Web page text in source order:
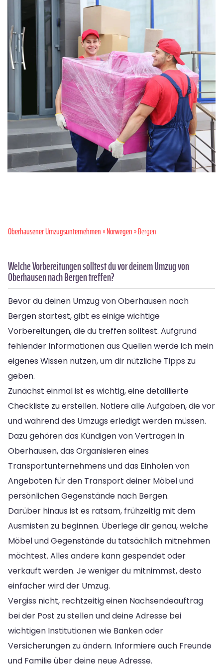
Oberhausener Umzugsunternehmen»Norwegen» Bergen
Welche Vorbereitungen solltest du vor deinem Umzug von
Oberhausen nach Bergen treffen?
Bevor du deinen Umzug von Oberhausen nach
Bergen startest, gibt es einige wichtige
Vorbereitungen, die du treffen solltest. Aufgrund
fehlender Informationen aus Quellen werde ich mein
eigenes Wissen nutzen, um dir nützliche Tipps zu
geben.
Zunächst einmal ist es wichtig, eine detaillierte
Checkliste zu erstellen. Notiere alle Aufgaben, die vor
und während des Umzugs erledigt werden müssen.
Dazu gehören das Kündigen von Verträgen in
Oberhausen, das Organisieren eines
Transportunternehmens und das Einholen von
Angeboten für den Transport deiner Möbel und
persönlichen Gegenstände nach Bergen.
Darüber hinaus ist es ratsam, frühzeitig mit dem
Ausmisten zu beginnen. Überlege dir genau, welche
Möbel und Gegenstände du tatsächlich mitnehmen
möchtest. Alles andere kann gespendet oder
verkauft werden. Je weniger du mitnimmst, desto
einfacher wird der Umzug.
Vergiss nicht, rechtzeitig einen Nachsendeauftrag
bei der Post zu stellen und deine Adresse bei
wichtigen Institutionen wie Banken oder
Versicherungen zu ändern. Informiere auch Freunde
und Familie über deine neue Adresse.